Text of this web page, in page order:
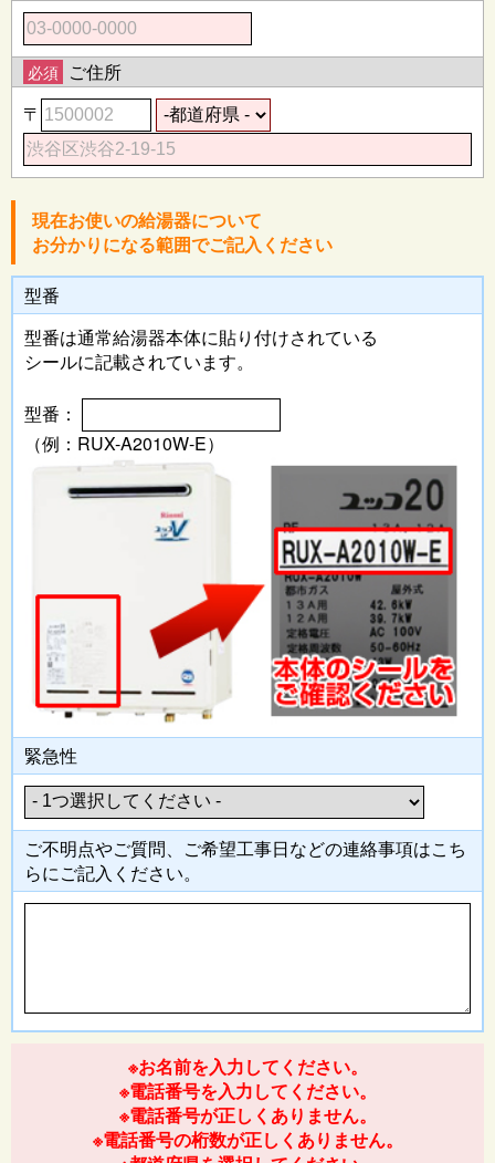
必須 ご住所
〒
現在お使いの給湯器について
お分かりになる範囲でご記入ください
型番
型番は通常給湯器本体に貼り付けされている
シールに記載されています。
型番：
（例：RUX-A2010W-E）
緊急性
ご不明点やご質問、ご希望工事日などの連絡事項はこち
らにご記入 ください。
※お名前を入力してください。
※電話番号を入力してください。
※電話番号が正しくありません。
※電話番号の桁数が正しくありません。